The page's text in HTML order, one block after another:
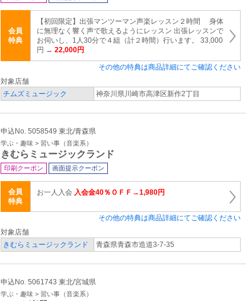
会員
特典
【初回限定】出張マンツーマン声楽レッスン２時間 身体
に無理なく響く声で歌えるようにレッスン 出張レッスンで
お伺いし、1人30分で４組（計２時間）行います。 33,000
円 → 22,000円
その他の特典は商品詳細にてご確認ください
対象店舗
チムズミュージック
神奈川県川崎市高津区新作2丁目
申込No. 5058549 東北/青森県
学ぶ・趣味 > 習い事（音楽系）
きむらミュージックランド
印刷クーポン 画面提示クーポン
会員
特典
お一人入会 入会金40％ＯＦＦ→1,980円
その他の特典は商品詳細にてご確認ください
対象店舗
きむらミュージックランド
青森県青森市造道3-7-35
申込No. 5061743 東北/宮城県
学ぶ・趣味 > 習い事（音楽系）